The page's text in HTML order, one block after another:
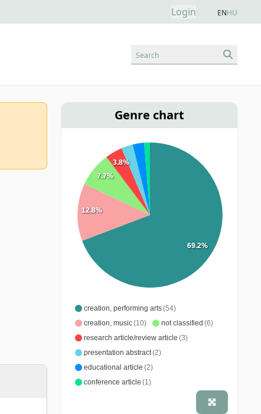
Login ENHU
Search
Genre chart
creation, performing arts(54)
creation, music(10) not classified (6)
research article/review article (3)
presentation abstract(2)
educational article (2)
conference article (1)
69.2%
12.8%
7.7%
3.8%